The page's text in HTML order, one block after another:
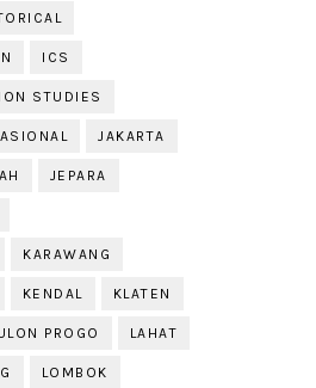
ICS
STUDIES
JAKARTA
JEPARA
KARAWANG
KENDAL KLATEN
PROGO LAHAT
LOMBOK